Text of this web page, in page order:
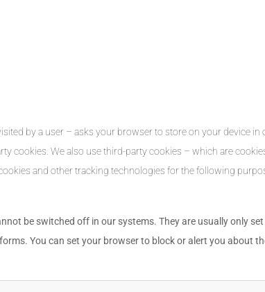
by a user – asks your browser to store on your device
cookies. We also use third-party cookies – which are
and other tracking technologies for the following
be switched off in our systems. They are usually only
You can set your browser to block or alert you about